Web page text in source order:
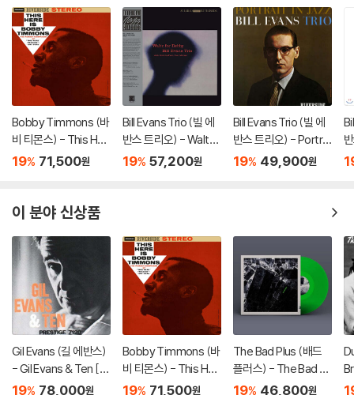
Bobby Timmons (바
비 티몬스) - This Her
e Is Bobby Timmon
19% 71,500원
Bill Evans Trio (빌 에
반스 트리오) - Waltz
For Debby [LP]
19% 57,200원
Bill Evans Trio (빌 에
반스 트리오) - Portrai
t In Jazz [LP]
19% 49,900원
이 분야 신상품
Gil Evans (길 에반스)
- Gil Evans & Ten [L
P]
19% 78,000원
Bobby Timmons (바
비 티몬스) - This Her
e Is Bobby Timmon
19% 71,500원
The Bad Plus (배드
플러스) - The Bad Pl
us [그린 컬러 LP]
19% 46,800원